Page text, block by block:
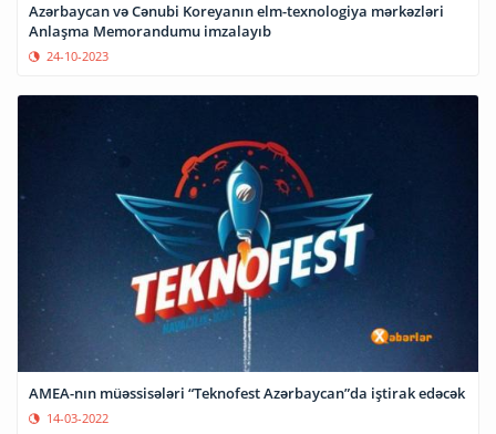
Azərbaycan və Cənubi Koreyanın elm-texnologiya mərkəzləri
Anlaşma Memorandumu imzalayıb
24-10-2023
AMEA-nın müəssisələri “Teknofest Azərbaycan”da iştirak edəcək
14-03-2022